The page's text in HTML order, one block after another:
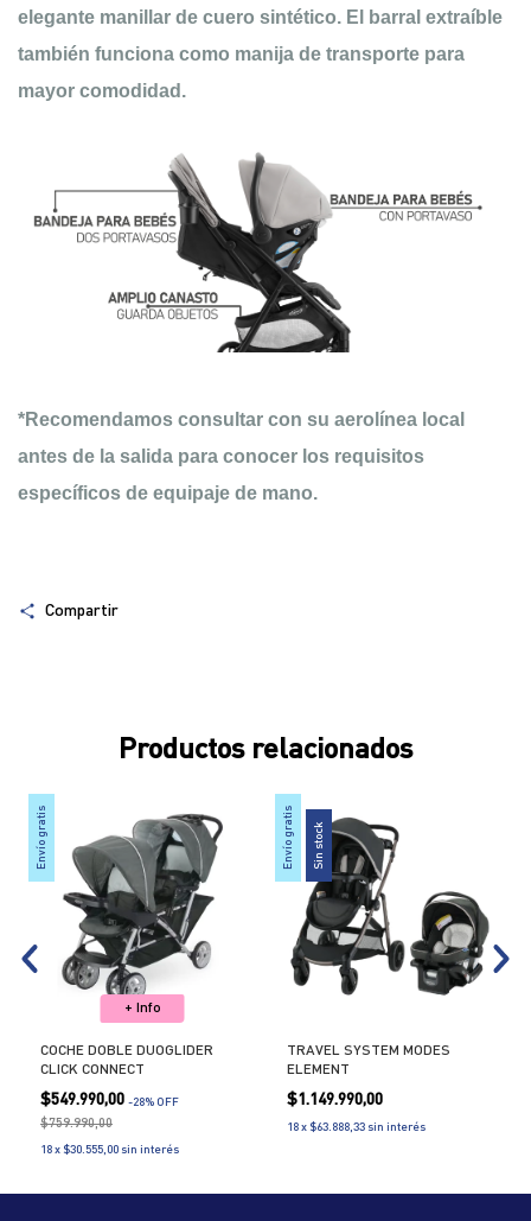
elegante manillar de cuero sintético. El barral extraíble
también funciona como manija de transporte para
mayor comodidad.
*Recomendamos consultar con su aerolínea local
antes de la salida para conocer los requisitos
específicos de equipaje de mano.
Compartir
Productos relacionados
Envío gratis
+ Info
COCHE DOBLE DUOGLIDER
CLICK CONNECT
$549.990,00 -28% OFF
$759.990,00
18 x $30.555,00 sin interés
Envío gratis Sin stock
TRAVEL SYSTEM MODES
ELEMENT
$1.149.990,00
18 x $63.888,33 sin interés